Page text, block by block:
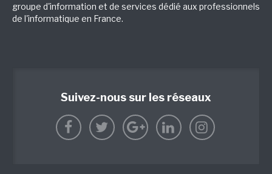
groupe d'information et de services dédié aux professionnels
de l'informatique en France.
Suivez-nous sur les réseaux